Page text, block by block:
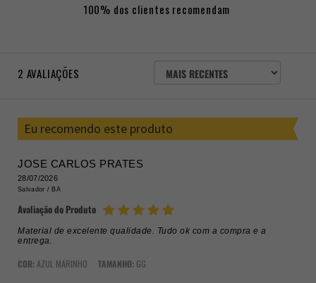
100% dos clientes recomendam
2 AVALIAÇÕES
ORDENAR
AVALIAÇÕES
Eu recomendo este produto
JOSE CARLOS PRATES
28/07/2026
Salvador / BA
Avaliação do Produto
Material de excelente qualidade. Tudo ok com a compra e a
entrega.
COR:AZUL MARINHO TAMANHO: GG